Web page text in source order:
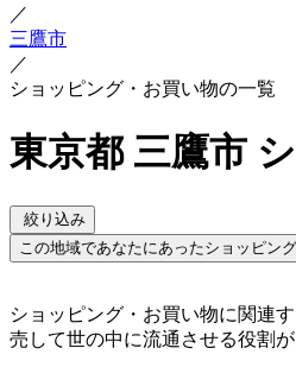
／
三鷹市
／
ショッピング・お買い物の一覧
東京都 三鷹市
絞り込み
この地域であなたにあったショッピン
ショッピング・お買い物に関連
売して世の中に流通させる役割が